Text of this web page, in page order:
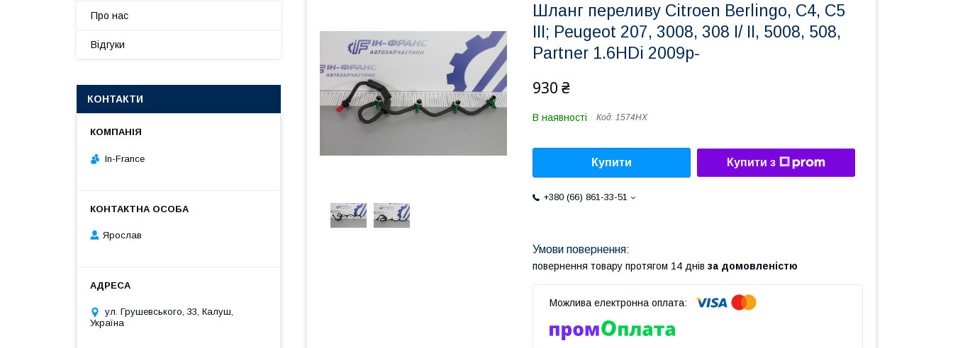
Шланг переливу Citroen Berlingo, C4, C5
III; Peugeot 207, 3008, 308 I/ II, 5008, 508,
Partner 1.6HDi 2009р-
930 ₴
В наявності Код: 1574HX
Купити Купити з
+380 (66) 861-33-51
повернення товару протягом 14 днів за домовленістю
Про нас
Відгуки
КОНТАКТИ
In-France
Ярослав
ул. Грушевського, 33, Калуш,
Україна